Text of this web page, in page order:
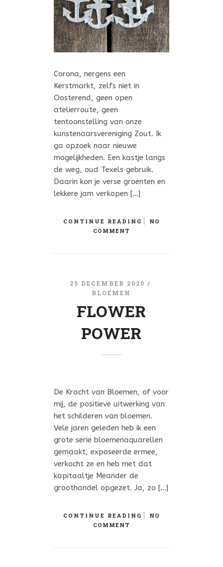
Corona, nergens een
Kerstmarkt, zelfs niet in
Oosterend, geen open
atelierroute, geen
tentoonstelling van onze
kunstenaarsvereniging Zout. Ik
ga opzoek naar nieuwe
mogelijkheden. Een kastje langs
de weg, oud Texels gebruik.
Daarin kon je verse groenten en
lekkere jam verkopen […]
CONTINUE READING
NO
COMMENT
25 DECEMBER 2020 /
BLOEMEN
FLOWER
POWER
De Kracht van Bloemen, of voor
mij, de positieve uitwerking van
het schilderen van bloemen.
Vele jaren geleden heb ik een
grote serie bloemenaquarellen
gemaakt, exposeerde ermee,
verkocht ze en heb met dat
kapitaaltje Meander de
groothandel opgezet. Ja, zo […]
CONTINUE READING
NO
COMMENT